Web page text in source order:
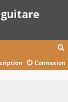
c
Connexion